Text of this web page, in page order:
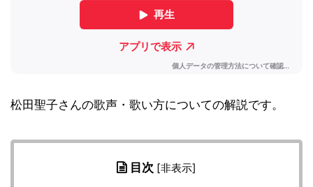
松田聖子さんの歌声・歌い方についての解説です。
目次 [非表示]